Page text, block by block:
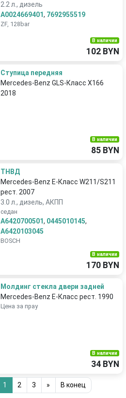
2.2 л., дизель
A0024669401, 7692955519
ZF, 128bar
В наличии
102 BYN
Ступица передняя
Mercedes-Benz GLS-Класс X166
2018
В наличии
85 BYN
ТНВД
Mercedes-Benz E-Класс W211/S211
рест. 2007
3.0 л., дизель, АКПП
седан
A6420700501, 0445010145,
A6420103045
BOSCH
В наличии
170 BYN
Молдинг стекла двери задней
Mercedes-Benz E-Класс рест. 1990
Цена за прау
В наличии
34 BYN
1 2 3 » В конец